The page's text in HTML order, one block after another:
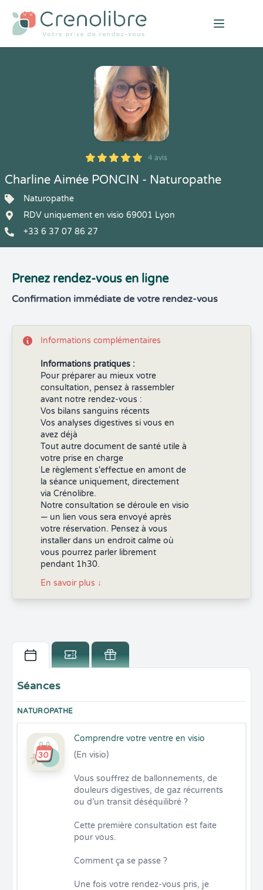
Open
5
1
5
4 4 avis
Charline Aimée PONCIN - Naturopathe
Naturopathe
RDV uniquement en visio 69001 Lyon
+33 6 37 07 86 27
Prenez rendez-vous en ligne
Confirmation immédiate de votre rendez-vous
Informations complémentaires
Informations pratiques :
Pour préparer au mieux votre
consultation, pensez à rassembler
avant notre rendez-vous :
Vos bilans sanguins récents
Vos analyses digestives si vous en
avez déjà
Tout autre document de santé utile à
votre prise en charge
Le règlement s'effectue en amont de
la séance uniquement, directement
via Crénolibre.
Notre consultation se déroule en visio
— un lien vous sera envoyé après
votre réservation. Pensez à vous
installer dans un endroit calme où
vous pourrez parler librement
pendant 1h30.
En savoir plus ↓
Séances
NATUROPATHE
Comprendre votre ventre en visio
(En visio)
Vous souffrez de ballonnements, de
douleurs digestives, de gaz récurrents
ou d’un transit déséquilibré ?
Cette première consultation est faite
pour vous.
Comment ça se passe ?
Une fois votre rendez-vous pris, je